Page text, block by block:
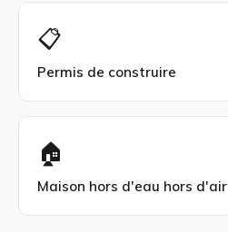
📋
Permis de construire
🏠
Maison hors d'eau hors d'air